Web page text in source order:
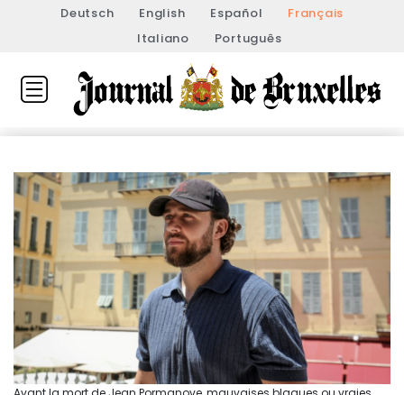
Deutsch English Español
Français
Italiano
Português